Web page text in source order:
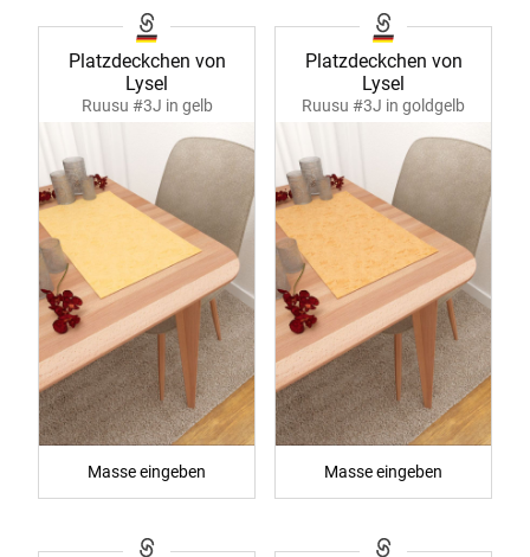
Platzdeckchen von
Lysel
Ruusu #3J in gelb
40060
Masse eingeben
Platzdeckchen von
Lysel
Ruusu #3J in goldgelb
40060
Masse eingeben